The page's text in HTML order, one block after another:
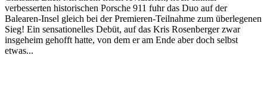
verbesserten historischen Porsche 911 fuhr das Duo auf der
Balearen-Insel gleich bei der Premieren-Teilnahme zum überlegenen
Sieg! Ein sensationelles Debüt, auf das Kris Rosenberger zwar
insgeheim gehofft hatte, von dem er am Ende aber doch selbst
etwas...